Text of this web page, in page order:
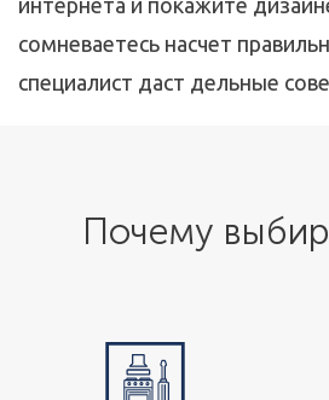
сомневаетесь насчет
специалист даст дельные
Почему